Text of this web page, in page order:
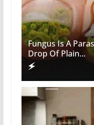
Fungus Is A
Drop Of Plain...